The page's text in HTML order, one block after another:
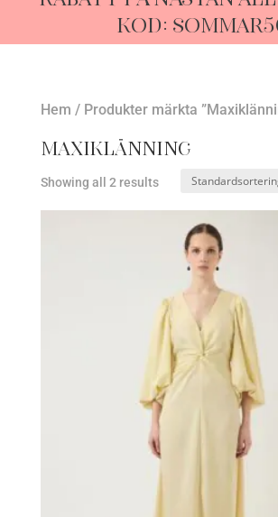
KOD:
Hem / Produkter märkta
Maxiklänning
Showing all 2 results